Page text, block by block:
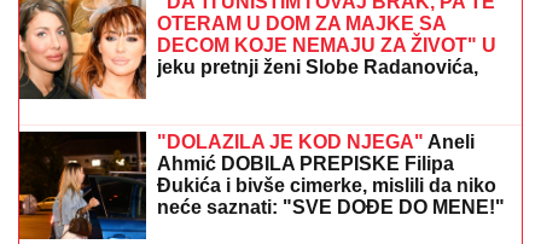
"SKUPLJAM APETIT OKOLO, A
JEDEM KOD KUĆE"Našem pevaču
žena oprostila sve afere: "Ne mogu da